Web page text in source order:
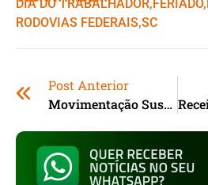
DIA DO TRABALHADOR,ㅤ FERIADO,ㅤ
RODOVIAS FEDERAIS,ㅤSC
Post Anterior
Movimentação Suspeita Em Agência Da Caixa Mobiliza Polícia No Centro De Laguna (SC)